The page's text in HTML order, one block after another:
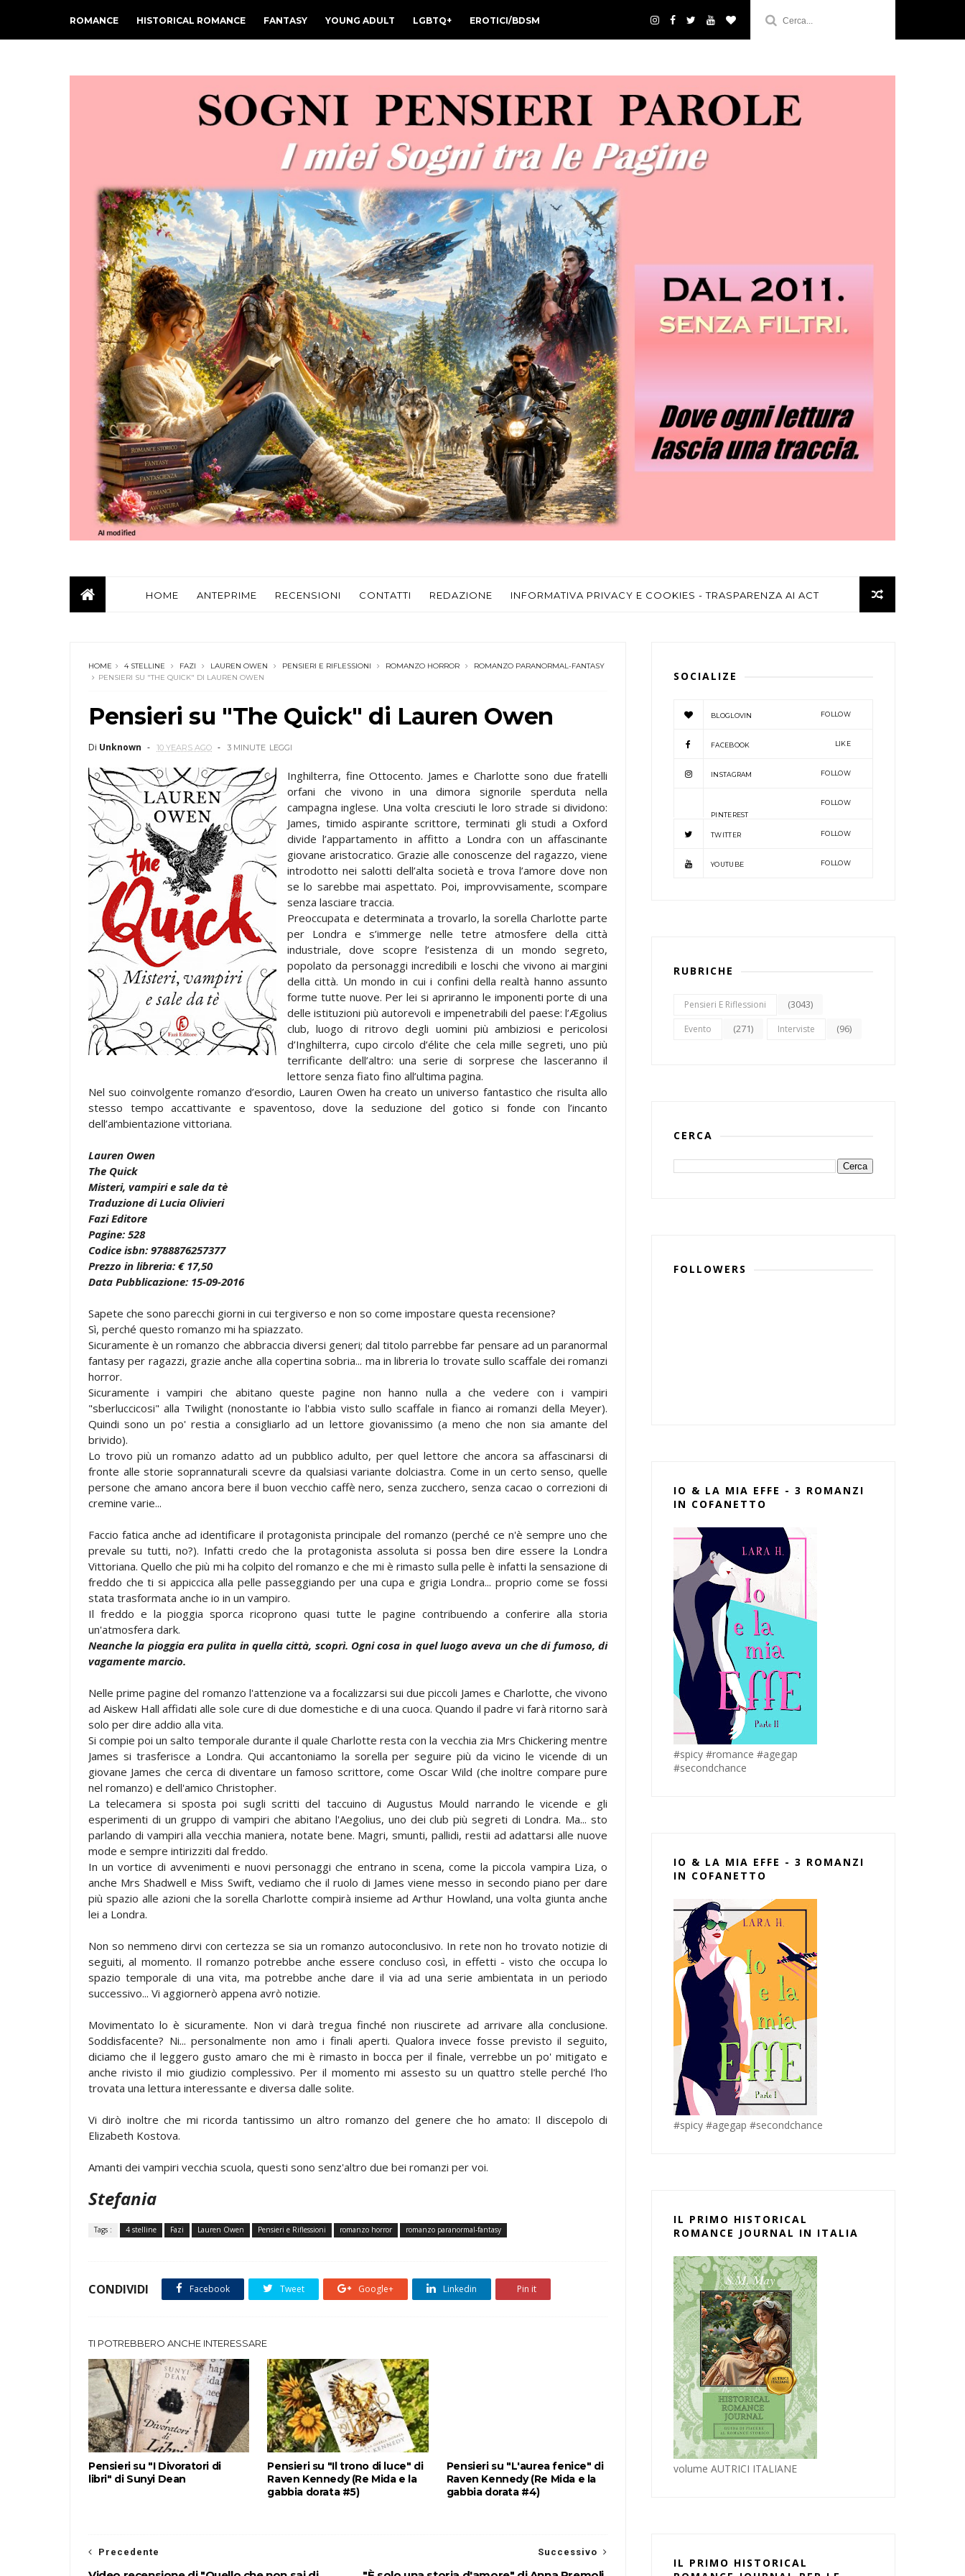
ROMANCE HISTORICAL ROMANCE FANTASY YOUNG ADULT LGBTQ+ EROTICI/BDSM
HOME ANTEPRIME RECENSIONI CONTATTI REDAZIONE INFORMATIVA PRIVACY E COOKIES - TRASPARENZA AI ACT
HOME 4 STELLINE FAZI LAUREN OWEN PENSIERI E RIFLESSIONI ROMANZO HORROR
ROMANZO PARANORMAL-FANTASY
PENSIERI SU "THE QUICK" DI LAUREN OWEN
Pensieri su "The Quick" di Lauren Owen
Di Unknown 10 YEARS AGO 3 MINUTE LEGGI
Inghilterra, fine Ottocento. James e Charlotte sono due fratelli
orfani che vivono in una dimora signorile sperduta nella
campagna inglese. Una volta cresciuti le loro strade si dividono:
James, timido aspirante scrittore, terminati gli studi a Oxford
divide l’appartamento in affitto a Londra con un affascinante
giovane aristocratico. Grazie alle conoscenze del ragazzo, viene
introdotto nei salotti dell’alta società e trova l’amore dove non
se lo sarebbe mai aspettato. Poi, improvvisamente, scompare
senza lasciare traccia.
Preoccupata e determinata a trovarlo, la sorella Charlotte parte
per Londra e s’immerge nelle tetre atmosfere della città
industriale, dove scopre l’esistenza di un mondo segreto,
popolato da personaggi incredibili e loschi che vivono ai margini
della città. Un mondo in cui i confini della realtà hanno assunto
forme tutte nuove. Per lei si apriranno le imponenti porte di una
delle istituzioni più autorevoli e impenetrabili del paese: l’Ægolius
club, luogo di ritrovo degli uomini più ambiziosi e pericolosi
d’Inghilterra, cupo circolo d’élite che cela mille segreti, uno più
terrificante dell’altro: una serie di sorprese che lasceranno il
lettore senza fiato fino all’ultima pagina.
Nel suo coinvolgente romanzo d’esordio, Lauren Owen ha creato un universo fantastico che risulta allo
stesso tempo accattivante e spaventoso, dove la seduzione del gotico si fonde con l’incanto
dell’ambientazione vittoriana.
Lauren Owen
The Quick
Misteri, vampiri e sale da tè
Traduzione di Lucia Olivieri
Fazi Editore
Pagine: 528
Codice isbn: 9788876257377
Prezzo in libreria: € 17,50
Data Pubblicazione: 15-09-2016
Sapete che sono parecchi giorni in cui tergiverso e non so come impostare questa recensione?
Sì, perché questo romanzo mi ha spiazzato.
Sicuramente è un romanzo che abbraccia diversi generi; dal titolo parrebbe far pensare ad un paranormal
fantasy per ragazzi, grazie anche alla copertina sobria... ma in libreria lo trovate sullo scaffale dei romanzi
horror.
Sicuramente i vampiri che abitano queste pagine non hanno nulla a che vedere con i vampiri
"sberluccicosi" alla Twilight (nonostante io l'abbia visto sullo scaffale in fianco ai romanzi della Meyer).
Quindi sono un po' restia a consigliarlo ad un lettore giovanissimo (a meno che non sia amante del
brivido).
Lo trovo più un romanzo adatto ad un pubblico adulto, per quel lettore che ancora sa affascinarsi di
fronte alle storie soprannaturali scevre da qualsiasi variante dolciastra. Come in un certo senso, quelle
persone che amano ancora bere il buon vecchio caffè nero, senza zucchero, senza cacao o correzioni di
cremine varie...
Faccio fatica anche ad identificare il protagonista principale del romanzo (perché ce n'è sempre uno che
prevale su tutti, no?). Infatti credo che la protagonista assoluta si possa ben dire essere la Londra
Vittoriana. Quello che più mi ha colpito del romanzo e che mi è rimasto sulla pelle è infatti la sensazione di
freddo che ti si appiccica alla pelle passeggiando per una cupa e grigia Londra... proprio come se fossi
stata trasformata anche io in un vampiro.
Il freddo e la pioggia sporca ricoprono quasi tutte le pagine contribuendo a conferire alla storia
un'atmosfera dark.
Neanche la pioggia era pulita in quella città, scoprì. Ogni cosa in quel luogo aveva un che di fumoso, di
vagamente marcio.
Nelle prime pagine del romanzo l'attenzione va a focalizzarsi sui due piccoli James e Charlotte, che vivono
ad Aiskew Hall affidati alle sole cure di due domestiche e di una cuoca. Quando il padre vi farà ritorno sarà
solo per dire addio alla vita.
Si compie poi un salto temporale durante il quale Charlotte resta con la vecchia zia Mrs Chickering mentre
James si trasferisce a Londra. Qui accantoniamo la sorella per seguire più da vicino le vicende di un
giovane James che cerca di diventare un famoso scrittore, come Oscar Wild (che inoltre compare pure
nel romanzo) e dell'amico Christopher.
La telecamera si sposta poi sugli scritti del taccuino di Augustus Mould narrando le vicende e gli
esperimenti di un gruppo di vampiri che abitano l'Aegolius, uno dei club più segreti di Londra. Ma... sto
parlando di vampiri alla vecchia maniera, notate bene. Magri, smunti, pallidi, restii ad adattarsi alle nuove
mode e sempre intirizziti dal freddo.
In un vortice di avvenimenti e nuovi personaggi che entrano in scena, come la piccola vampira Liza, o
anche Mrs Shadwell e Miss Swift, vediamo che il ruolo di James viene messo in secondo piano per dare
più spazio alle azioni che la sorella Charlotte compirà insieme ad Arthur Howland, una volta giunta anche
lei a Londra.
Non so nemmeno dirvi con certezza se sia un romanzo autoconclusivo. In rete non ho trovato notizie di
seguiti, al momento. Il romanzo potrebbe anche essere concluso così, in effetti - visto che occupa lo
spazio temporale di una vita, ma potrebbe anche dare il via ad una serie ambientata in un periodo
successivo... Vi aggiornerò appena avrò notizie.
Movimentato lo è sicuramente. Non vi darà tregua finché non riuscirete ad arrivare alla conclusione.
Soddisfacente? Ni... personalmente non amo i finali aperti. Qualora invece fosse previsto il seguito,
diciamo che il leggero gusto amaro che mi è rimasto in bocca per il finale, verrebbe un po' mitigato e
anche rivisto il mio giudizio complessivo. Per il momento mi assesto su un quattro stelle perché l'ho
trovata una lettura interessante e diversa dalle solite.
Vi dirò inoltre che mi ricorda tantissimo un altro romanzo del genere che ho amato: Il discepolo di
Elizabeth Kostova.
Amanti dei vampiri vecchia scuola, questi sono senz'altro due bei romanzi per voi.
Stefania
Tags : 4 stelline Fazi Lauren Owen Pensieri e Riflessioni romanzo horror romanzo paranormal-fantasy
CONDIVIDI Facebook Tweet Google+ Linkedin Pin it
TI POTREBBERO ANCHE INTERESSARE
Pensieri su "I Divoratori di
libri" di Sunyi Dean
Pensieri su "Il trono di luce" di
Raven Kennedy (Re Mida e la
gabbia dorata #5)
Pensieri su "L'aurea fenice" di
Raven Kennedy (Re Mida e la
gabbia dorata #4)
Successivo
Precedente
SOCIALIZE
BLOGLOVIN FOLLOW
FACEBOOK LIKE
INSTAGRAM FOLLOW
PINTEREST
FOLLOW
TWITTER FOLLOW
YOUTUBE FOLLOW
RUBRICHE
Pensieri E Riflessioni (3043)
Evento (271) Interviste (96)
CERCA
FOLLOWERS
IO & LA MIA EFFE - 3 ROMANZI
IN COFANETTO
#spicy #romance #agegap
#secondchance
IO & LA MIA EFFE - 3 ROMANZI
IN COFANETTO
#spicy #agegap #secondchance
IL PRIMO HISTORICAL
ROMANCE JOURNAL IN ITALIA
volume AUTRICI ITALIANE
IL PRIMO HISTORICAL